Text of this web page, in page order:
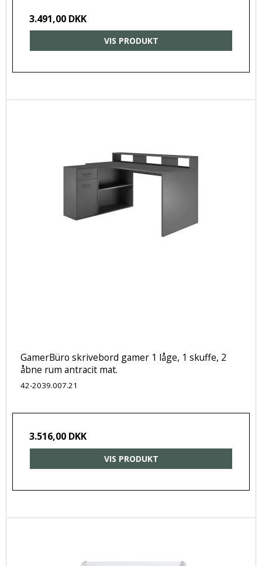
3.491,00 DKK
VIS PRODUKT
GamerBüro skrivebord gamer 1 låge, 1 skuffe, 2
åbne rum antracit mat.
42-2039.007.21
3.516,00 DKK
VIS PRODUKT